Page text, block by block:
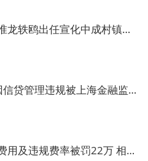
张家口金融监管局正式核准龙轶鸥出任宣化中成村镇银行董事长
农行上海分行等4家银行因信贷管理违规被上海金融监管局重罚1946万元
华安财险铜仁中支因虚列费用及违规费率被罚22万 相关责任人领警告罚单